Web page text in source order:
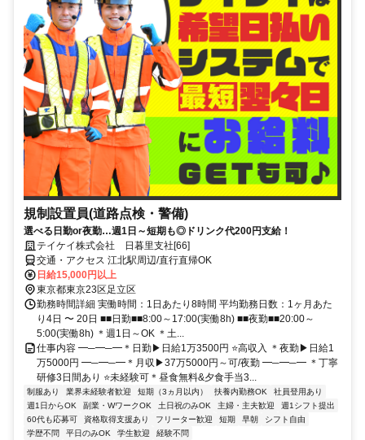
規制設置員(道路点検・警備)
選べる日勤or夜勤…週1日～短期も◎ドリンク代200円支給！
テイケイ株式会社 日暮里支社[66]
交通・アクセス 江北駅周辺/直行直帰OK
日給15,000円以上
東京都東京23区足立区
勤務時間詳細 実働時間：1日あたり8時間 平均勤務日数：1ヶ月あた
り4日 〜 20日 ■■日勤■■8:00～17:00(実働8h) ■■夜勤■■20:00～
5:00(実働8h) ＊週1日～OK ＊土...
仕事内容 ━─━─━＊日勤▶日給1万3500円 ⭐高収入 ＊夜勤▶日給1
万5000円 ━─━─━＊月収▶37万5000円～可/夜勤 ━─━─━ ＊丁寧
研修3日間あり ⭐未経験可＊昼食無料&夕食手当3...
制服あり 業界未経験者歓迎 短期（3ヵ月以内） 扶養内勤務OK
社員登用あり
週1日からOK
副業・WワークOK 土日祝のみOK 主婦・主夫歓迎
週1シフト提出
60代も応募可
資格取得支援あり フリーター歓迎 短期 早朝
シフト自由
学歴不問
平日のみOK 学生歓迎 経験不問